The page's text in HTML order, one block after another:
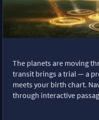
The planets are moving
transit brings a trial — a
meets your birth chart.
through interactive